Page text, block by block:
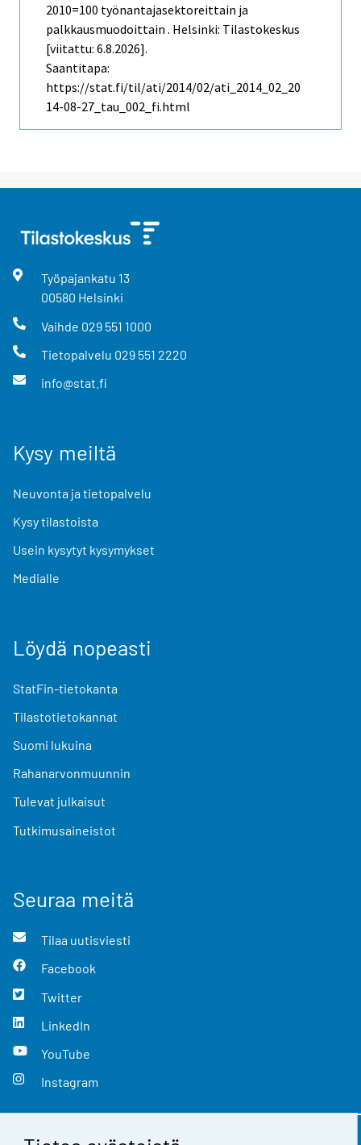
2010=100 työnantajasektoreittain ja
palkkausmuodoittain . Helsinki: Tilastokeskus
[viitattu: 6.8.2026].
Saantitapa:
https://stat.fi/til/ati/2014/02/ati_2014_02_20
14-08-27_tau_002_fi.html
Työpajankatu 13
00580 Helsinki
Vaihde 029 551 1000
Tietopalvelu 029 551 2220
info@stat.fi
Kysy meiltä
Neuvonta ja tietopalvelu
Kysy tilastoista
Usein kysytyt kysymykset
Medialle
Löydä nopeasti
StatFin-tietokanta
Tilastotietokannat
Suomi lukuina
Rahanarvonmuunnin
Tulevat julkaisut
Tutkimusaineistot
Seuraa meitä
Tilaa uutisviesti
Facebook
Twitter
LinkedIn
YouTube
Instagram